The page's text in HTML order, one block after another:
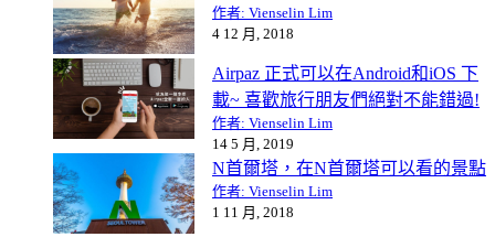
作者: Vienselin Lim
4 12 月, 2018
Airpaz 正式可以在Android和iOS 下
載~ 喜歡旅行朋友們絕對不能錯過!
作者: Vienselin Lim
14 5 月, 2019
N首爾塔，在N首爾塔可以看的景點
作者: Vienselin Lim
1 11 月, 2018